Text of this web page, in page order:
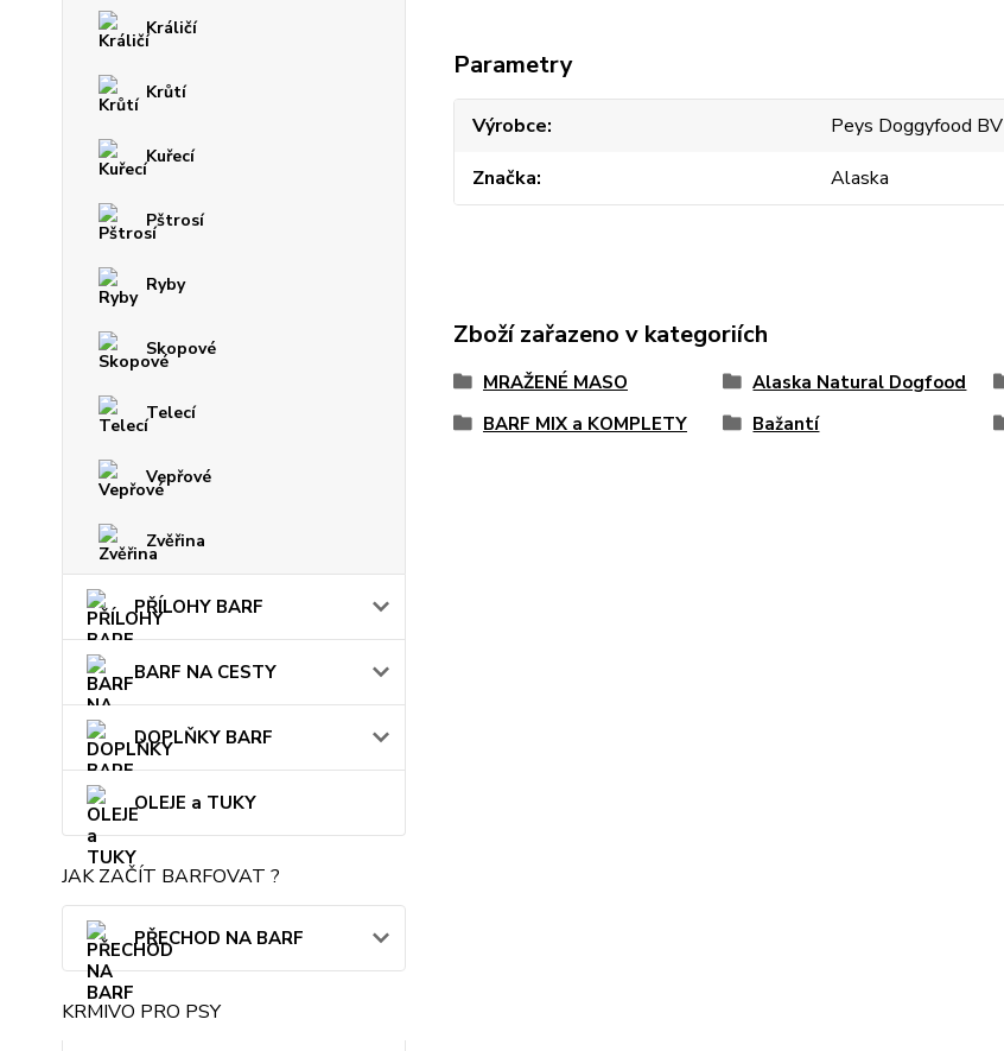
Králičí
Krůtí
Kuřecí
Pštrosí
Ryby
Skopové
Telecí
Vepřové
Zvěřina
PŘÍLOHY BARF
BARF NA CESTY
DOPLŇKY BARF
OLEJE a TUKY
JAK ZAČÍT BARFOVAT ?
PŘECHOD NA BARF
KRMIVO PRO PSY
Parametry
Výrobce
Peys Doggyfood BV
Značka
Alaska
Zboží zařazeno v kategoriích
MRAŽENÉ MASO Alaska Natural Dogfood
BARF MIX a KOMPLETY
Bažantí